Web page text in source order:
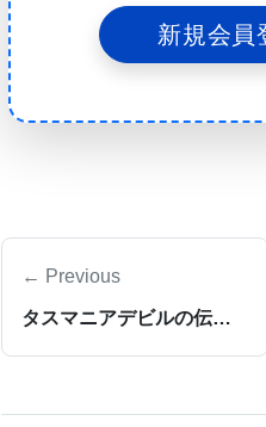
「臨床医は、AIが自分た
らのAIツールがどのよう
いる。しかし、実際にAI
タシステムや電子カルテに
ぶことで、彼らのプロセ
性を向上させることがで
を支援することで、医療
新規会員
← Previous
タスマニアデビルの伝染性がんを初めて解読。詳細な遺伝子地図から腫瘍の起源と今後の進化が示唆された。